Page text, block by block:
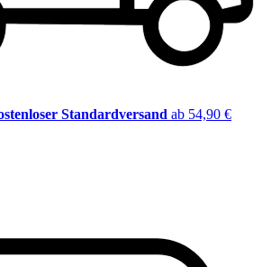
Standardversand ab 54,90 €